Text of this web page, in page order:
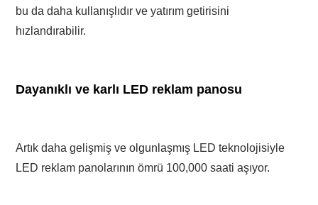
bu da daha kullanışlıdır ve yatırım getirisini
hızlandırabilir.
Dayanıklı ve karlı LED reklam panosu
Artık daha gelişmiş ve olgunlaşmış LED teknolojisiyle
LED reklam panolarının ömrü 100,000 saati aşıyor.